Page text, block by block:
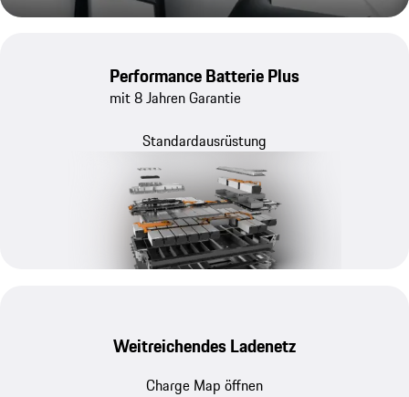
Performance Batterie Plus
mit 8 Jahren Garantie
Standardausrüstung
Weitreichendes Ladenetz
Charge Map öffnen